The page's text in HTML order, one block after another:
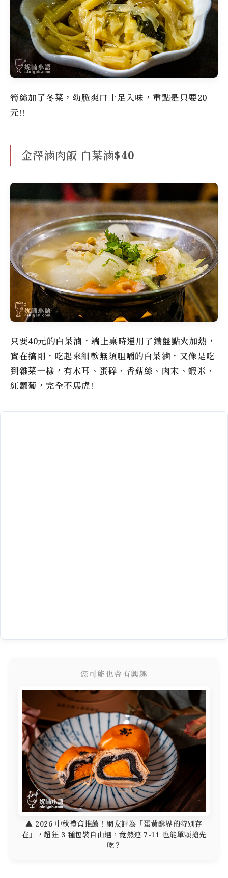
筍絲加了冬菜，幼脆爽口十足入味，重點是只要20
元!!
金澤滷肉飯 白菜滷$40
只要40元的白菜滷，端上桌時還用了鐵盤點火加熱，
實在搞剛，吃起來細軟無須咀嚼的白菜滷，又像是吃
到雜菜一樣，有木耳、蛋碎、香菇絲、肉末、蝦米、
紅蘿蔔，完全不馬虎!
您可能也會有興趣
▲ 2026 中秋禮盒推薦！網友評為「蛋黃酥界的特別存
在」，超狂 3 種包裝自由選，竟然連 7-11 也能單顆搶先
吃？